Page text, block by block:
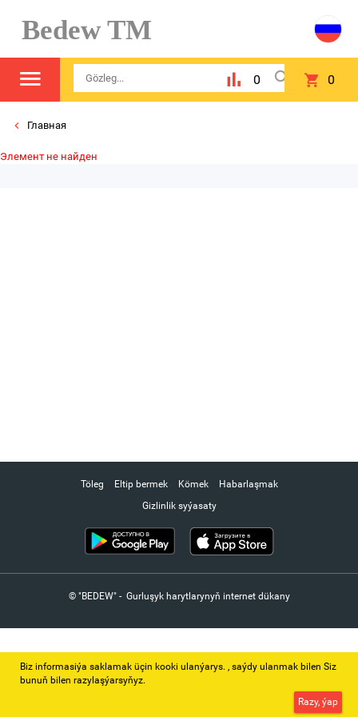
Bedew TM
0 0
Главная
Элемент не найден
Töleg Eltip bermek Kömek
Habarlaşmak
Gizlinlik syýasaty
© "BEDEW" - Gurluşyk harytlarynyň internet dükany
Biz informasiýa saklamak üçin kooki ulanýarys. ‚ saýdy ulanmak bilen Siz
bunuň bilen razylaşýarsyňyz.
Razy, ýap